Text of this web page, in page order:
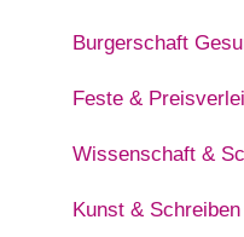
Burgerschaft
Feste &
Wissenschaft &
Kunst & Schreiben